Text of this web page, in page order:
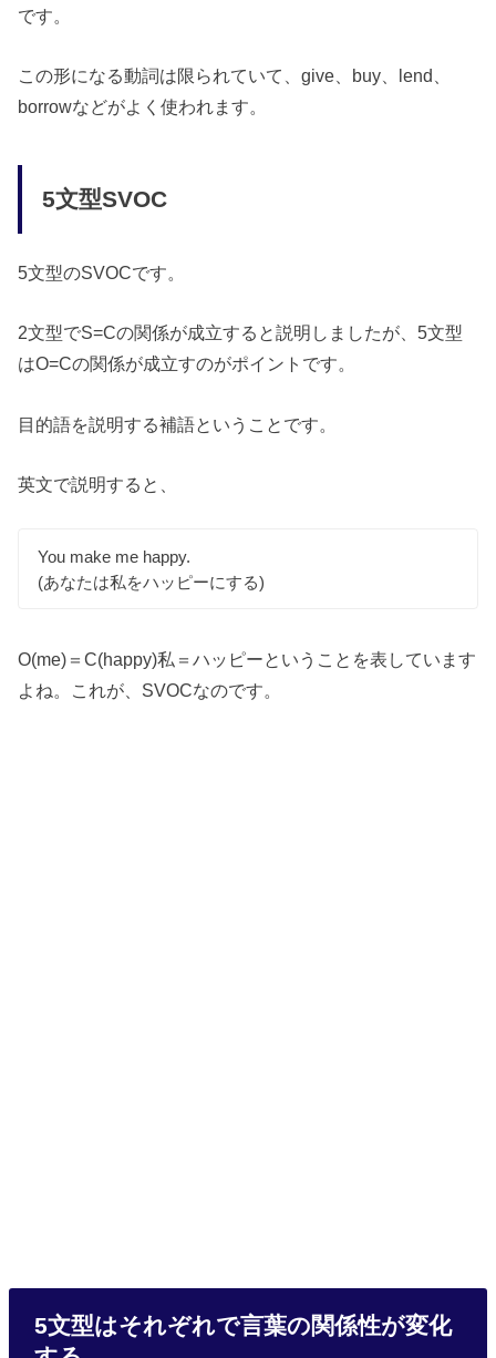
です。
この形になる動詞は限られていて、give、buy、lend、
borrowなどがよく使われます。
5文型SVOC
5文型のSVOCです。
2文型でS=Cの関係が成立すると説明しましたが、5文型
はO=Cの関係が成立すのがポイントです。
目的語を説明する補語ということです。
英文で説明すると、
You make me happy.
(あなたは私をハッピーにする)
O(me)＝C(happy)私＝ハッピーということを表しています
よね。これが、SVOCなのです。
5文型はそれぞれで言葉の関係性が変化